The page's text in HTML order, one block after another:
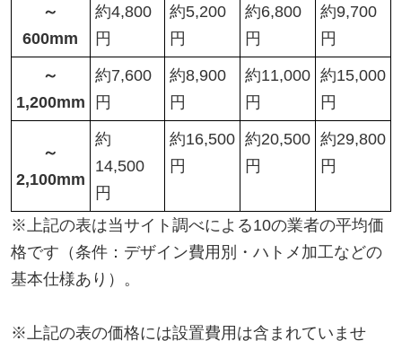
～
600mm
約4,800
円
約5,200
円
約6,800
円
約9,700
円
～
1,200mm
約7,600
円
約8,900
円
約11,000
円
約15,000
円
～
2,100mm
約
14,500
円
約16,500
円
約20,500
円
約29,800
円
※上記の表は当サイト調べによる10の業者の平均価
格です（条件：デザイン費用別・ハトメ加工などの
基本仕様あり）。
※上記の表の価格には設置費用は含まれていませ